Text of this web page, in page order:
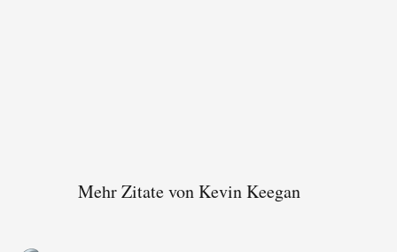
Mehr Zitate von Kevin Keegan